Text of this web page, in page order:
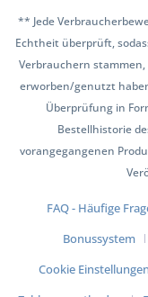
** Jede
Echtheit überprüft,
Verbrauchern
erworben/genutzt
Überprüfung in
Bestellhistorie
vorangegangenen
FAQ - Häufige
Bonussystem
Cookie Einstellungen